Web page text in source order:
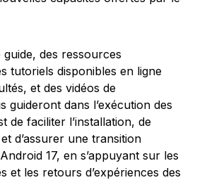
des ressources
tutoriels disponibles en ligne
et des vidéos de
guideront dans l’exécution des
de faciliter l’installation, de
d’assurer une transition
17, en s’appuyant sur les
et les retours d’expériences des